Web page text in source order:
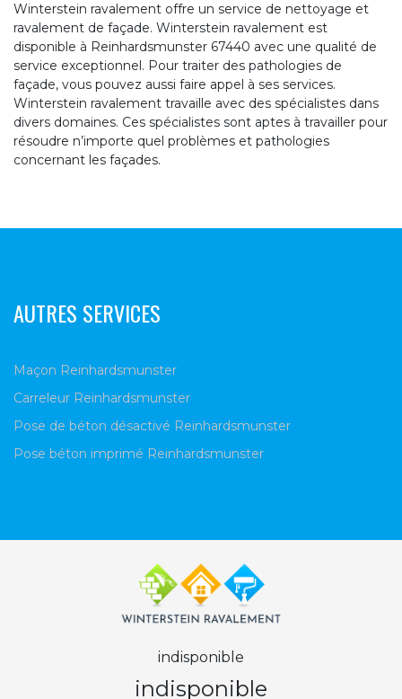
Winterstein ravalement offre un service de nettoyage et
ravalement de façade. Winterstein ravalement est
disponible à Reinhardsmunster 67440 avec une qualité de
service exceptionnel. Pour traiter des pathologies de
façade, vous pouvez aussi faire appel à ses services.
Winterstein ravalement travaille avec des spécialistes dans
divers domaines. Ces spécialistes sont aptes à travailler pour
résoudre n’importe quel problèmes et pathologies
concernant les façades.
AUTRES SERVICES
Maçon Reinhardsmunster
Carreleur Reinhardsmunster
Pose de béton désactivé Reinhardsmunster
Pose béton imprimé Reinhardsmunster
indisponible
indisponible